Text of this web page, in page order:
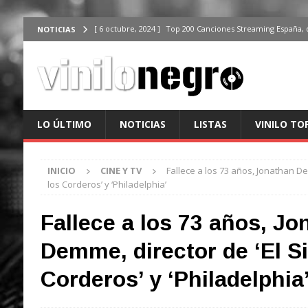
NOTICIAS [ 6 octubre, 2024 ] Top 200 Canciones Streaming
[ 3 octubre, 2024 ] Top 100 Artistas Españoles
[ 2 octubre, 2024 ] Top 100 Artistas Internacionales
ÚLTIMO
[ 6 octubre, 2024 ] Top 200 Canciones España, del 30 de
LO ÚLTIMO NOTICIAS LISTAS VINILO
INICIO CINE Y TV
Fallece a los 73 años, Jonathan
los Corderos’ y ‘Philadelphia’
Fallece a los 73 años,
Demme, director de ‘El
Corderos’ y ‘Philadelphia’